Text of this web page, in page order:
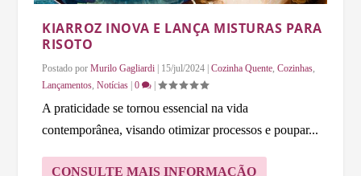
KIARROZ INOVA E LANÇA MISTURAS PARA
RISOTO
Postado porMurilo Gagliardi | 15/jul/2024 |Cozinha Quente ,Cozinhas
Lançamentos ,Notícias |0 |
A praticidade se tornou essencial na vida
contemporânea, visando otimizar processos e poupar...
CONSULTE MAIS INFORMAÇÃO